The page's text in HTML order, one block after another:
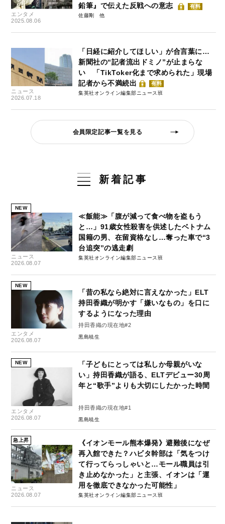
エンタメ
2025.08.06
鉛筆』で伝えた反戦への意志
有料
佐藤剛
ニュース
2026.07.18
「日経に紹介してほしい」が合言葉に…
新聞社の“記者流出ドミノ”が止まらな
い 「TikToker化まで求められた」現場
記者から不満続出
有料
集英社オンライン編集部ニュース班
会員限定記事一覧を見る
新着記事
NEW
ニュース
2026.08.07
≪飯能≫「腹が減って食べ物を盗もう
と…」91歳女性殺害を供述したベトナム
国籍の男、在留資格なし…奪った車で“3
台追突”の逃走劇
集英社オンライン編集部ニュース班
NEW
エンタメ
2026.08.07
「昔の私なら絶対に言えなかった」ELT
持田香織が明かす「嫌いなもの」を口に
するようになった理由
持田香織の現在地#2
黒島暁生
NEW
エンタメ
2026.08.07
「子どもにとっては私しか母親がいな
い」持田香織が語る、ELTデビュー30周
年と“歌手”よりも大切にしたかった時間
持田香織の現在地#1
黒島暁生
急上昇
ニュース
2026.08.07
《イオンモール熊本爆発》避難後になぜ
再入館できた？ハビタ幹部は「気をつけ
て行ってらっしゃいと…モール職員は引
き止めなかった」と主張、イオンは「運
用を徹底できなかった可能性」
集英社オンライン編集部ニュース班